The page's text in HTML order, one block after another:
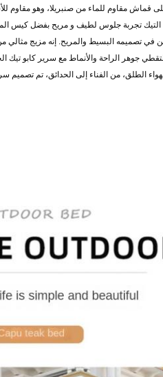
قماش مقاوم للماء من صنبريلا، وهو مقاوم
تجربة جلوس لطيف و مريح بفضل كيس
في تصميمه البسيط والمريح. إنه مزيج مثالي
جوهر الراحة والأنماط مع سرير كابو تيك
الطلق، من الفناء إلى الحدائق، تم